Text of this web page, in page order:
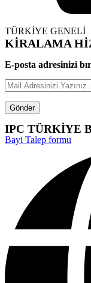
TÜRKİYE GENELİ
KİRALAMA
E-posta adresinizi
Gönder
IPC TÜRKİYE
Bayi Talep formu